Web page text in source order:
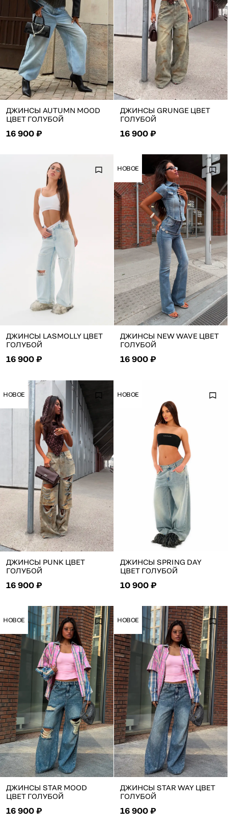
ДЖИНСЫ AUTUMN MOOD
ЦВЕТ ГОЛУБОЙ
16 900 ₽
ДЖИНСЫ GRUNGE ЦВЕТ
ГОЛУБОЙ
16 900 ₽
ДЖИНСЫ LASMOLLY ЦВЕТ
ГОЛУБОЙ
16 900 ₽
НОВОЕ
ДЖИНСЫ NEW WAVE ЦВЕТ
ГОЛУБОЙ
16 900 ₽
НОВОЕ
ДЖИНСЫ PUNK ЦВЕТ
ГОЛУБОЙ
16 900 ₽
НОВОЕ
ДЖИНСЫ SPRING DAY
ЦВЕТ ГОЛУБОЙ
10 900 ₽
НОВОЕ
ДЖИНСЫ STAR MOOD
ЦВЕТ ГОЛУБОЙ
16 900 ₽
НОВОЕ
ДЖИНСЫ STAR WAY ЦВЕТ
ГОЛУБОЙ
16 900 ₽